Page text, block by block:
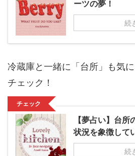
ーツの夢！
続
冷蔵庫と一緒に「台所」も気
チェック！
チェック
【夢占い】台
状況を象徴して
続